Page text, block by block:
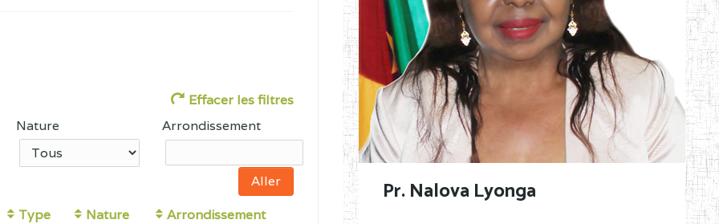
Effacer les filtres
Nature Arrondissement
Type Nature Arrondissement
Pr. Nalova Lyonga